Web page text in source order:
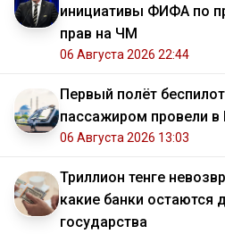
инициативы ФИФА по
прав на ЧМ
06 Августа 2026 22:44
Первый полёт
пассажиром провели в
06 Августа 2026 13:03
Триллион тенге
какие банки остаются
государства